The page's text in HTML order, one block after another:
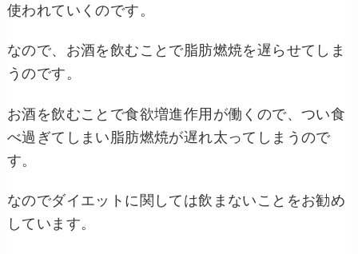
使われていくのです。
なので、お酒を飲むことで脂肪燃焼を遅らせてしま
うのです。
お酒を飲むことで食欲増進作用が働くので、つい食
べ過ぎてしまい脂肪燃焼が遅れ太ってしまうので
す。
なのでダイエットに関しては飲まないことをお勧め
しています。